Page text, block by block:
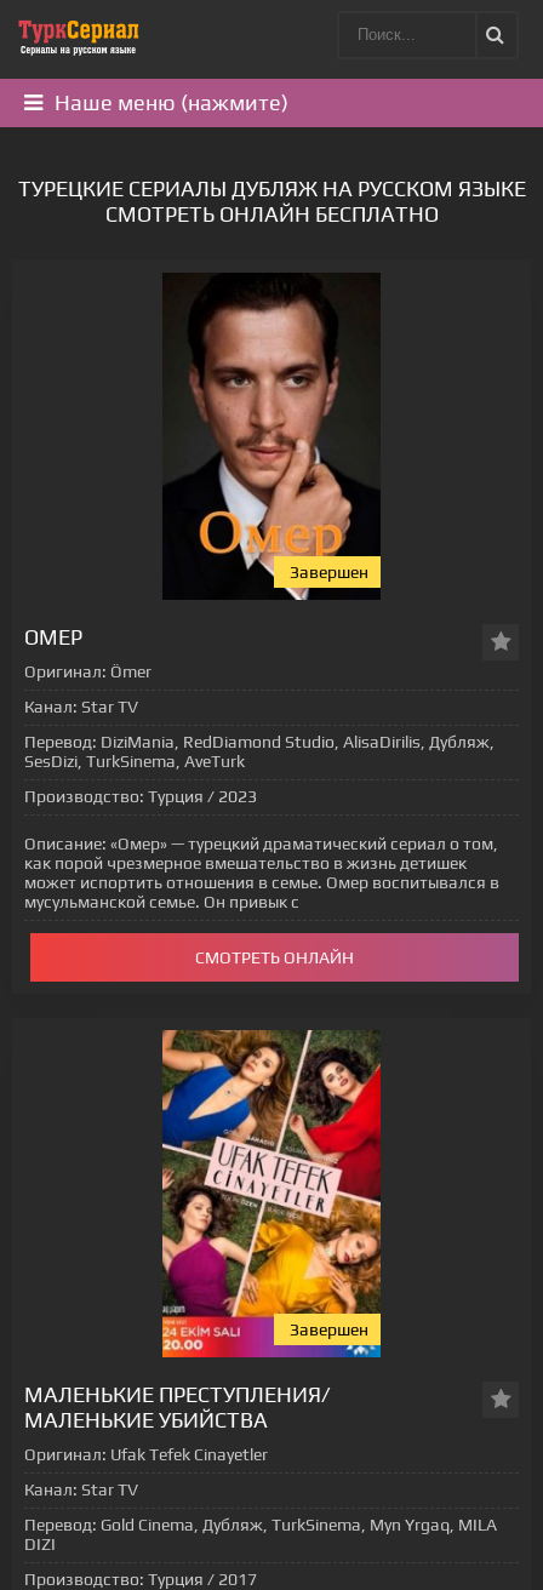
Наше меню (нажмите)
ТУРЕЦКИЕ СЕРИАЛЫ ДУБЛЯЖ НА РУССКОМ ЯЗЫКЕ
СМОТРЕТЬ ОНЛАЙН БЕСПЛАТНО
Завершен
ОМЕР
Оригинал: Ömer
Канал: Star TV
Перевод: DiziMania, RedDiamond Studio, AlisaDirilis, Дубляж,
SesDizi, TurkSinema, AveTurk
Производство: Турция / 2023
Описание: «Омер» — турецкий драматический сериал о том,
как порой чрезмерное вмешательство в жизнь детишек
может испортить отношения в семье. Омер воспитывался в
мусульманской семье. Он привык с
СМОТРЕТЬ ОНЛАЙН
Завершен
МАЛЕНЬКИЕ ПРЕСТУПЛЕНИЯ/
МАЛЕНЬКИЕ УБИЙСТВА
Оригинал: Ufak Tefek Cinayetler
Канал: Star TV
Перевод: Gold Cinema, Дубляж, TurkSinema, Myn Yrgaq, MILA
DIZI
Производство: Турция / 2017